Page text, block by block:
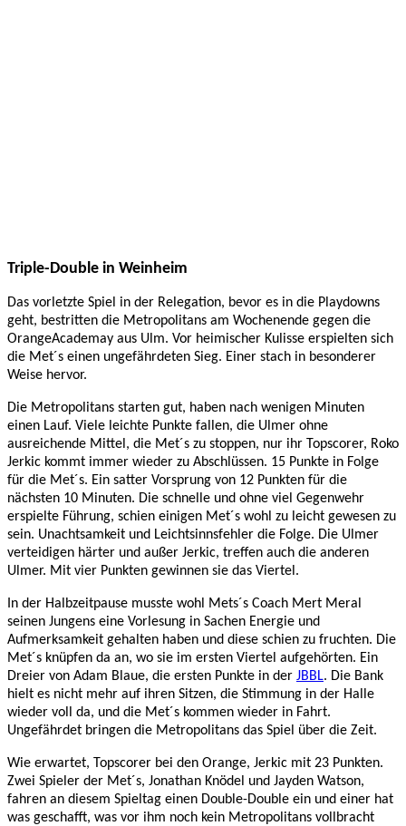
Triple-Double in Weinheim
Das vorletzte Spiel in der Relegation, bevor es in die Playdowns
geht, bestritten die Metropolitans am Wochenende gegen die
OrangeAcademay aus Ulm. Vor heimischer Kulisse erspielten sich
die Met´s einen ungefährdeten Sieg. Einer stach in besonderer
Weise hervor.
Die Metropolitans starten gut, haben nach wenigen Minuten
einen Lauf. Viele leichte Punkte fallen, die Ulmer ohne
ausreichende Mittel, die Met´s zu stoppen, nur ihr Topscorer, Roko
Jerkic kommt immer wieder zu Abschl üssen. 15 Punkte in Folge
für die Met´s. Ein satter Vorsprung von 12 Punkten für die
nächsten 10 Minuten. Die schnelle und ohne viel Gegenwehr
erspielte Führung, schien einigen Met´s wohl zu leicht gewesen zu
sein. Unachtsamkeit und Leichtsinnsfehler die Folge. Die Ulmer
verteidigen härter und außer Jerkic, treffen auch die anderen
Ulmer. Mit vier Punkten gewinnen sie das Viertel.
In der Halbzeitpause musste wohl Mets´s Coach Mert Meral
seinen Jungens eine Vorlesung in Sachen Energie und
Aufmerksamkeit gehalten haben und diese schien zu fruchten. Die
Met´s knüpfen da an, wo sie im ersten Viertel aufgehörten. Ein
Dreier von Adam Blaue, die ersten Punkte in der JBBL. Die Bank
hielt es nicht mehr auf ihren Sitzen, die Stimmung in der Halle
wieder voll da, und die Met´s kommen wieder in Fahrt.
Ungefährdet bringen die Metropolitans das Spiel über die Zeit.
Wie erwartet, Topscorer bei den Orange, Jerkic mit 23 Punkten.
Zwei Spieler der Met´s, Jonathan Knödel und Jayden Watson,
fahren an diesem Spieltag einen Double-Double ein und einer hat
was geschafft, was vor ihm noch kein Metropolitans vollbracht